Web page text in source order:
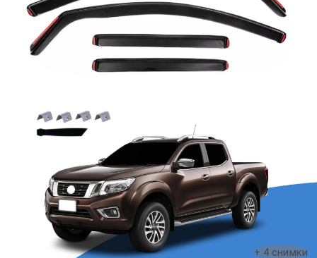
+ 4 снимки